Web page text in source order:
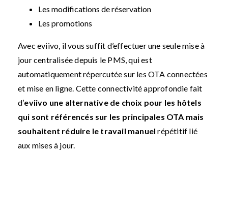
Les modifications de réservation
Les promotions
Avec eviivo, il vous suffit d’effectuer une seule mise à
jour centralisée depuis le PMS, qui est
automatiquement répercutée sur les OTA connectées
et mise en ligne. Cette connectivité approfondie fait
d’eviivo une alternative de choix pour les hôtels
qui sont référencés sur les principales OTA mais
souhaitent réduire le travail manuel répétitif lié
aux mises à jour.